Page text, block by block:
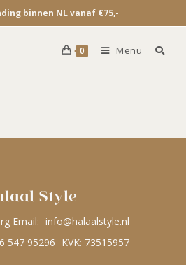
binnen NL vanaf €75,-
0 Menu
Style
Email: info@halaalstyle.nl
547 95296 KVK: 73515957